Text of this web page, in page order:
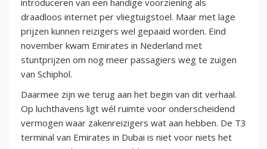
draadloos internet per vliegtuigstoel. Maar met lage
prijzen kunnen reizigers wel gepaaid worden. Eind
november kwam Emirates in Nederland met
stuntprijzen om nog meer passagiers weg te zuigen
van Schiphol.
Daarmee zijn we terug aan het begin van dit verhaal.
Op luchthavens ligt wél ruimte voor onderscheidend
vermogen waar zakenreizigers wat aan hebben. De T3
terminal van Emirates in Dubai is niet voor niets het